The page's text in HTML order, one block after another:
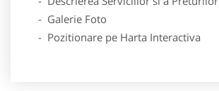
- Galerie Foto
- Pozitionare pe Harta Interactiva